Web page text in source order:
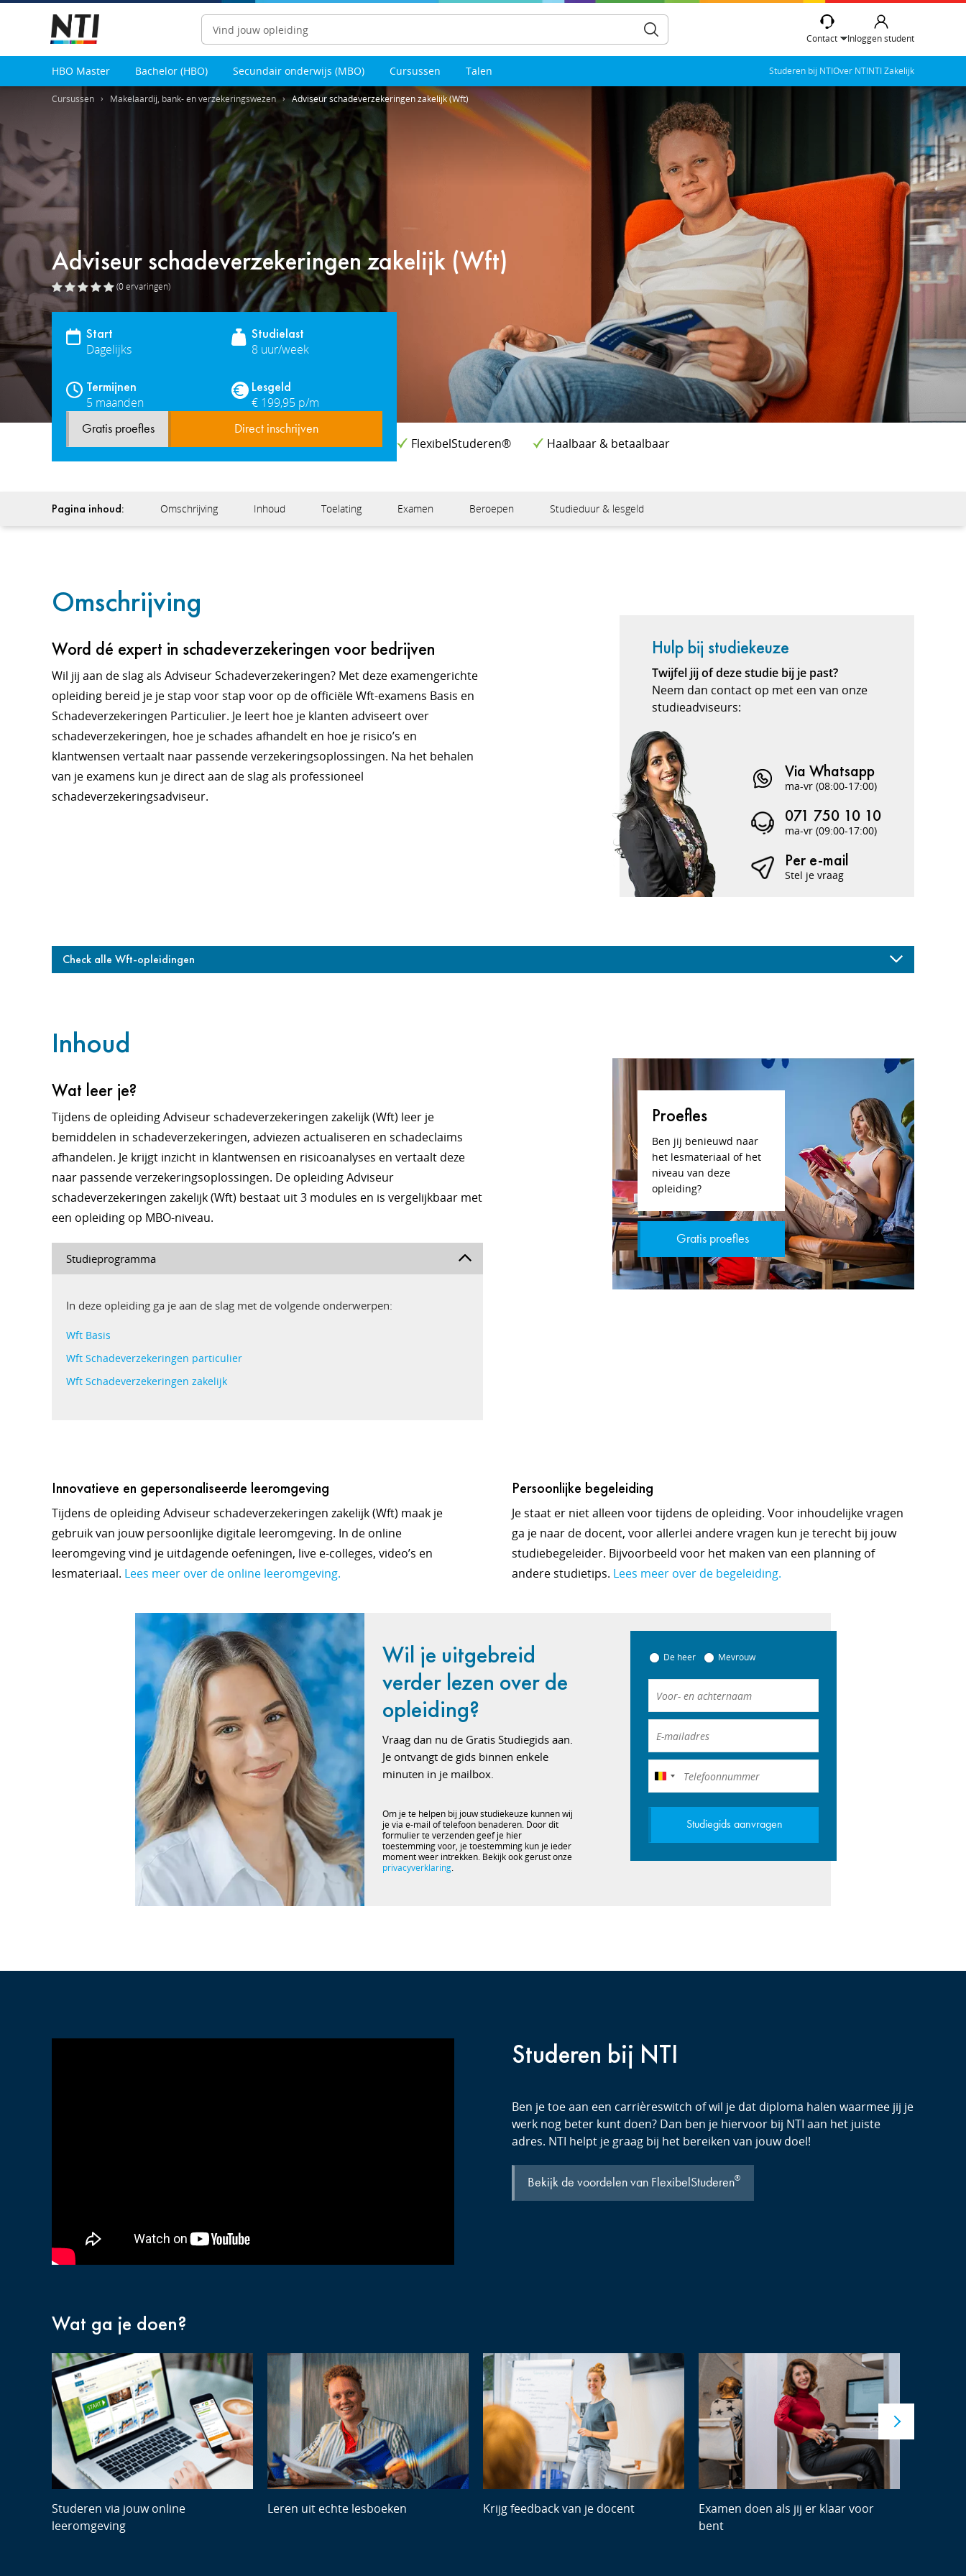
Zoeken
Contact Inloggen student
HBO Master Bachelor (HBO) Secundair onderwijs (MBO) Cursussen Talen Studeren bij NTIOver NTINTI Zakelijk
Cursussen Makelaardij, bank- en verzekeringswezen Adviseur schadeverzekeringen zakelijk (Wft)
Adviseur schadeverzekeringen zakelijk (Wft)
(0ervaringen)
Start
Dagelijks
Studielast
8 uur/week
Termijnen
5 maanden
Lesgeld
€ 199,95 p/m
Gratis proefles Direct inschrijven
FlexibelStuderen® Haalbaar & betaalbaar
Pagina inhoud: Omschrijving Inhoud Toelating Examen Beroepen Studieduur & lesgeld
Omschrijving
Word dé expert in schadeverzekeringen voor bedrijven
Wil jij aan de slag als Adviseur Schadeverzekeringen? Met deze examengerichte
opleiding bereid je je stap voor stap voor op de officiële Wft-examens Basis en
Schadeverzekeringen Particulier. Je leert hoe je klanten adviseert over
schadeverzekeringen, hoe je schades afhandelt en hoe je risico’s en
klantwensen vertaalt naar passende verzekeringsoplossingen. Na het behalen
van je examens kun je direct aan de slag als professioneel
schadeverzekeringsadviseur.
Hulp bij studiekeuze
Twijfel jij of deze studie bij je past?
Neem dan contact op met een van onze
studieadviseurs:
Via Whatsapp
ma-vr (08:00-17:00)
071 750 10 10
ma-vr (09:00-17:00)
Per e-mail
Stel je vraag
Check alle Wft-opleidingen
Inhoud
Proefles
Ben jij benieuwd naar
het lesmateriaal of het
niveau van deze
opleiding?
Gratis proefles
Wat leer je?
Tijdens de opleiding Adviseur schadeverzekeringen zakelijk (Wft) leer je
bemiddelen in schadeverzekeringen, adviezen actualiseren en schadeclaims
afhandelen. Je krijgt inzicht in klantwensen en risicoanalyses en vertaalt deze
naar passende verzekeringsoplossingen. De opleiding Adviseur
schadeverzekeringen zakelijk (Wft) bestaat uit 3 modules en is vergelijkbaar met
een opleiding op MBO-niveau.
Studieprogramma
In deze opleiding ga je aan de slag met de volgende onderwerpen:
Wft Basis
Wft Schadeverzekeringen particulier
Wft Schadeverzekeringen zakelijk
Innovatieve en gepersonaliseerde leeromgeving
Tijdens de opleiding Adviseur schadeverzekeringen zakelijk (Wft) maak je
gebruik van jouw persoonlijke digitale leeromgeving. In de online
leeromgeving vind je uitdagende oefeningen, live e-colleges, video’s en
lesmateriaal. Lees meer over de online leeromgeving.
Persoonlijke begeleiding
Je staat er niet alleen voor tijdens de opleiding. Voor inhoudelijke vragen
ga je naar de docent, voor allerlei andere vragen kun je terecht bij jouw
studiebegeleider. Bijvoorbeeld voor het maken van een planning of
andere studietips. Lees meer over de begeleiding.
Wil je uitgebreid
verder lezen over de
opleiding?
Vraag dan nu de Gratis Studiegids aan.
Je ontvangt de gids binnen enkele
minuten in je mailbox.
Om je te helpen bij jouw studiekeuze kunnen wij
je via e-mail of telefoon benaderen. Door dit
formulier te verzenden geef je hier
toestemming voor, je toestemming kun je ieder
moment weer intrekken. Bekijk ook gerust onze
privacyverklaring.
De heer Mevrouw
België
+32
Studiegids aanvragen
Studeren bij NTI
Ben je toe aan een carrièreswitch of wil je dat diploma halen waarmee jij je
werk nog beter kunt doen? Dan ben je hiervoor bij NTI aan het juiste
adres. NTI helpt je graag bij het bereiken van jouw doel!
Bekijk de voordelen van FlexibelStuderen®
Wat ga je doen?
Studeren via jouw online
leeromgeving
Leren uit echte lesboeken Krijg feedback van je docent
Examen doen als jij er klaar voor
bent
Next